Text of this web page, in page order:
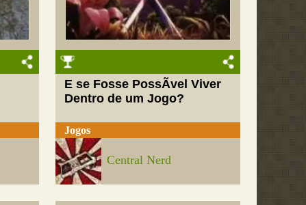
E se Fosse PossÃ­vel Viver
Dentro de um Jogo?
Jogos
Central Nerd